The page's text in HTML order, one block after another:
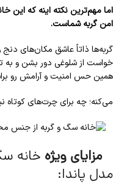
اما مهم‌ترین نکته اینه که این
امن گربه شماست.
گربه‌ها ذاتاً عاشق مکان‌های
خواست از شلوغی دور بشن و به
همین حس امنیت و آرامش رو
می‌کنه؛ چه برای چرت‌های کوتاه
مزایای ویژه خانه
مدل پاندا: